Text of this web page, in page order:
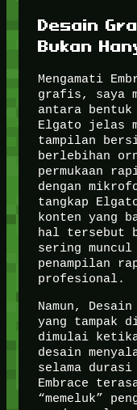
Desain
Bukan
Mengamati
grafis, saya
antara
Elgato jelas
tampilan
berlebihan
permukaan
dengan
tangkap
konten yang
hal tersebut
sering
penampilan
profesional.
Namun,
yang tampak
dimulai
desain
selama
Embrace
“memeluk”